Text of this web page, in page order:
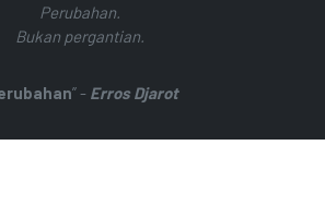
Perubahan.
Bukan pergantian.
” - Erros Djarot